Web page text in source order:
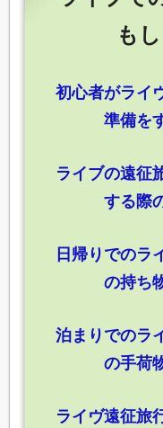
も
初心者がライ
準備を
ライブの遠征
する際
日帰りでのラ
の持ち
泊まりでのラ
の手荷
ライヴ遠征旅